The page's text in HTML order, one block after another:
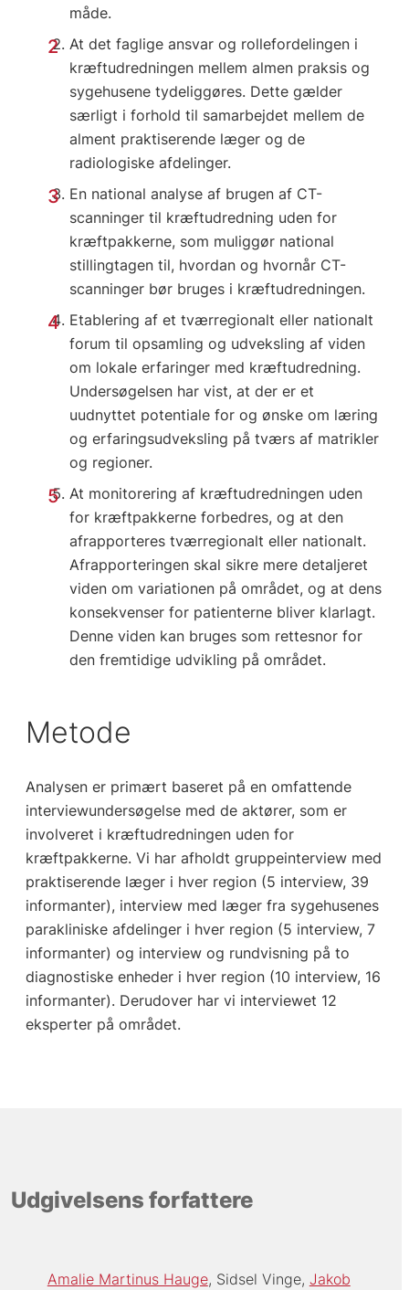
måde.
At det faglige ansvar og rollefordelingen i
kræftudredningen mellem almen praksis og
sygehusene tydeliggøres. Dette gælder
særligt i forhold til samarbejdet mellem de
alment praktiserende læger og de
radiologiske afdelinger.
En national analyse af brugen af CT-
scanninger til kræftudredning uden for
kræftpakkerne, som muliggør national
stillingtagen til, hvordan og hvornår CT-
scanninger bør bruges i kræftudredningen.
Etablering af et tværregionalt eller nationalt
forum til opsamling og udveksling af viden
om lokale erfaringer med kræftudredning.
Undersøgelsen har vist, at der er et
uudnyttet potentiale for og ønske om læring
og erfaringsudveksling på tværs af matrikler
og regioner.
At monitorering af kræftudredningen uden
for kræftpakkerne forbedres, og at den
afrapporteres tværregionalt eller nationalt.
Afrapporteringen skal sikre mere detaljeret
viden om variationen på området, og at dens
konsekvenser for patienterne bliver klarlagt.
Denne viden kan bruges som rettesnor for
den fremtidige udvikling på området.
Metode
Analysen er primært baseret på en omfattende
interviewundersøgelse med de aktører, som er
involveret i kræftudredningen uden for
kræftpakkerne. Vi har afholdt gruppeinterview med
praktiserende læger i hver region (5 interview, 39
informanter), interview med læger fra sygehusenes
parakliniske afdelinger i hver region (5 interview, 7
informanter) og interview og rundvisning på to
diagnostiske enheder i hver region (10 interview, 16
informanter). Derudover har vi interviewet 12
eksperter på området.
Udgivelsens forfattere
Amalie Martinus Hauge Sidsel Vinge Jakob